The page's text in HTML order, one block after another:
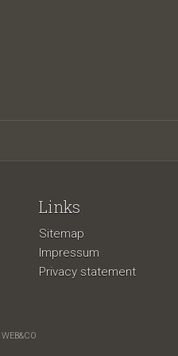
Links
Sitemap
Impressum
Privacy statement
WEB&CO